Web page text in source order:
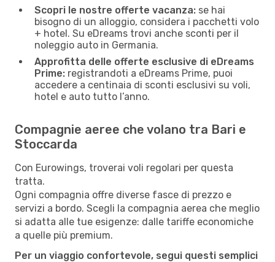
Scopri le nostre offerte vacanza: se hai
bisogno di un alloggio, considera i pacchetti volo
+ hotel. Su eDreams trovi anche sconti per il
noleggio auto in Germania.
Approfitta delle offerte esclusive di eDreams
Prime: registrandoti a eDreams Prime, puoi
accedere a centinaia di sconti esclusivi su voli,
hotel e auto tutto l’anno.
Compagnie aeree che volano tra Bari e
Stoccarda
Con Eurowings, troverai voli regolari per questa
tratta.
Ogni compagnia offre diverse fasce di prezzo e
servizi a bordo. Scegli la compagnia aerea che meglio
si adatta alle tue esigenze: dalle tariffe economiche
a quelle più premium.
Per un viaggio confortevole, segui questi semplici